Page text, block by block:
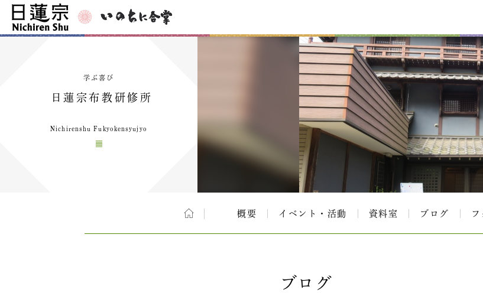
学ぶ喜び
日蓮宗布教研修所
Nichirenshu Fukyokensyujyo
概要 イベント・活動 資料室 ブログ
ブログ